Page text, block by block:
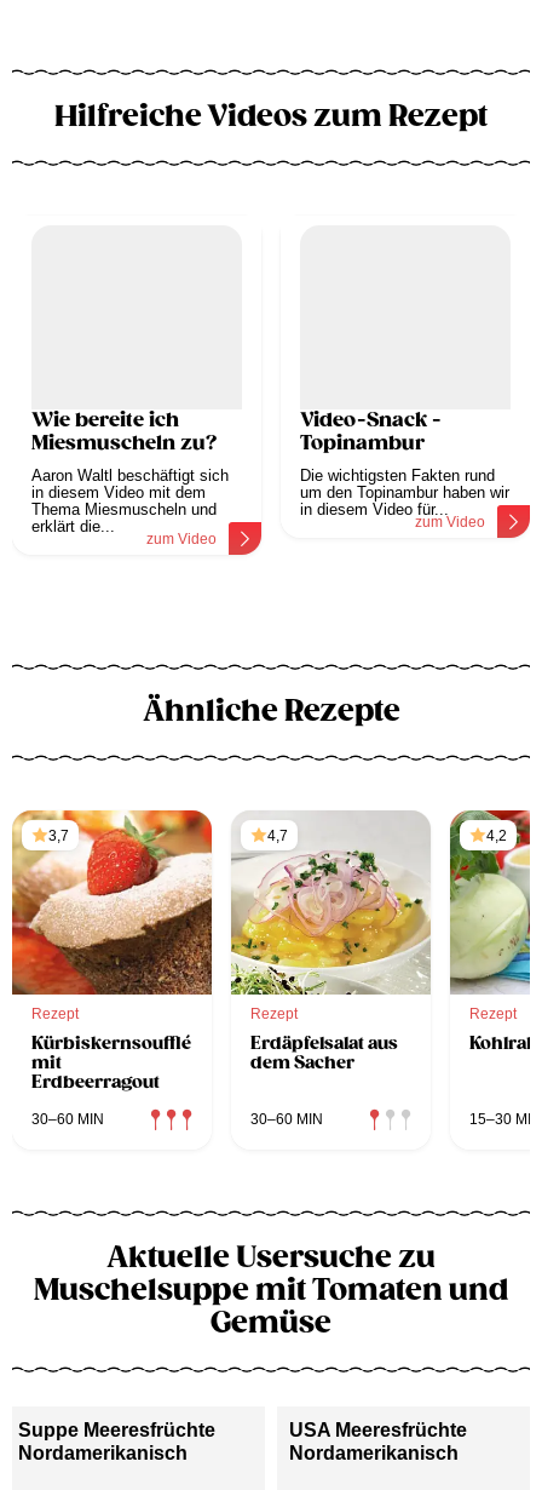
Hilfreiche Videos zum Rezept
Wie bereite ich
Miesmuscheln zu?
Aaron Waltl beschäftigt sich
in diesem Video mit dem
Thema Miesmuscheln und
erklärt die...
zum Video
Video-Snack -
Topinambur
Die wichtigsten Fakten rund
um den Topinambur haben wir
in diesem Video für...
zum Video
Ähnliche Rezepte
3,7
Rezept
Kürbiskernsoufflé
mit
Erdbeerragout
30–60 MIN
4,7
Rezept
Erdäpfelsalat aus
dem Sacher
30–60 MIN
4,2
Rezept
15–30 MIN
Aktuelle Usersuche zu
Muschelsuppe mit Tomaten und
Gemüse
Suppe Meeresfrüchte
Nordamerikanisch
USA Meeresfrüchte
Nordamerikanisch